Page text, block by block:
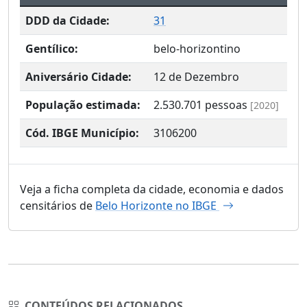
DDD da Cidade:
31
Gentílico:
belo-horizontino
Aniversário Cidade:
12 de Dezembro
População estimada:
2.530.701 pessoas [2020]
Cód. IBGE Município: 3106200
Veja a ficha completa da cidade, economia e dados
censitários de Belo Horizonte no IBGE